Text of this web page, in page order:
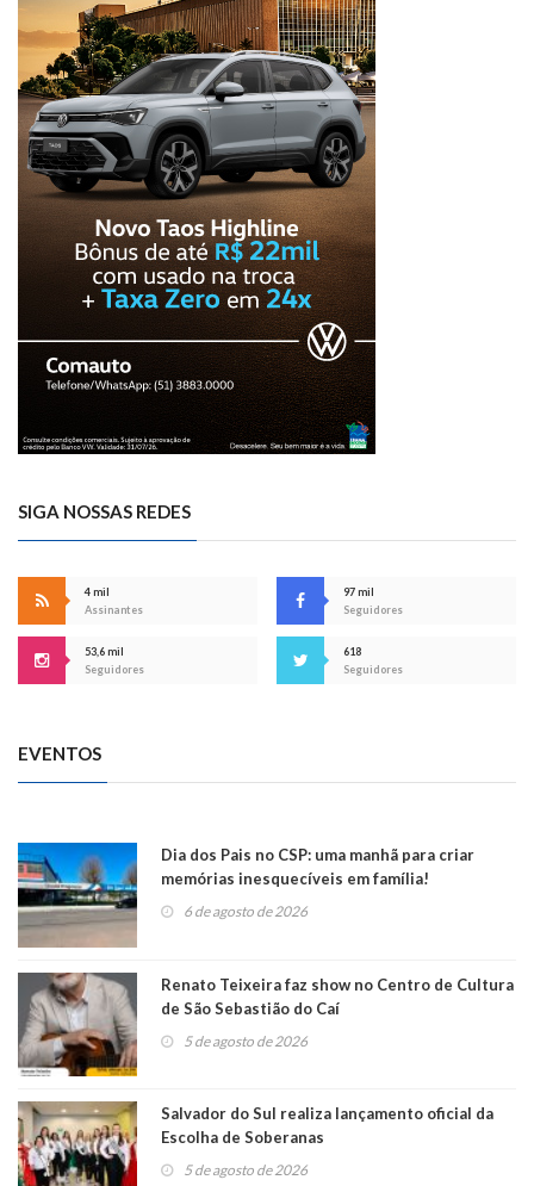
SIGA NOSSAS REDES
4 mil
Assinantes
97 mil
Seguidores
53,6 mil
Seguidores
618
Seguidores
EVENTOS
Dia dos Pais no CSP: uma manhã para criar
memórias inesquecíveis em família!
6 de agosto de 2026
Renato Teixeira faz show no Centro de Cultura
de São Sebastião do Caí
5 de agosto de 2026
Salvador do Sul realiza lançamento oficial da
Escolha de Soberanas
5 de agosto de 2026